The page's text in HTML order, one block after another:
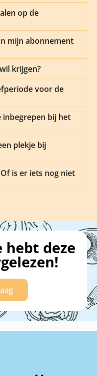
op de
mijn abonnement
krijgen?
voor de
inbegrepen bij het
plekje bij
is er iets nog niet
hebt deze